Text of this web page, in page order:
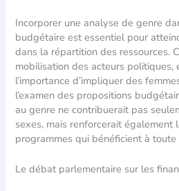
Incorporer une analyse de genre
budgétaire est essentiel pour
dans la répartition des ressources.
mobilisation des acteurs politiques,
l’importance d’impliquer des
l’examen des propositions
au genre ne contribuerait pas
sexes, mais renforcerait également
programmes qui bénéficient à toute
Le débat parlementaire sur les